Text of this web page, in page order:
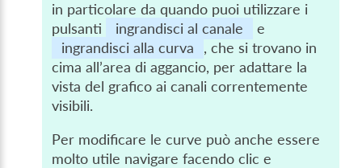
in particolare da quando puoi utilizzare i
pulsanti
ingrandisci al canale
e
ingrandisci alla curva
, che si trovano in
cima all’area di aggancio, per adattare la
vista del grafico ai canali correntemente
visibili.
Per modificare le curve può anche essere
molto utile navigare facendo clic e